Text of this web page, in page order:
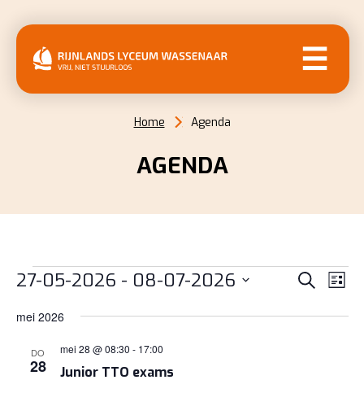
Home Agenda
AGENDA
EVENEMENTEN Zoeken
Lijst
27-05-2026 - 08-07-2026
een
datum.
mei 2026
DO
28 Junior TTO exams
mei 28 @ 08:30 - 17:00